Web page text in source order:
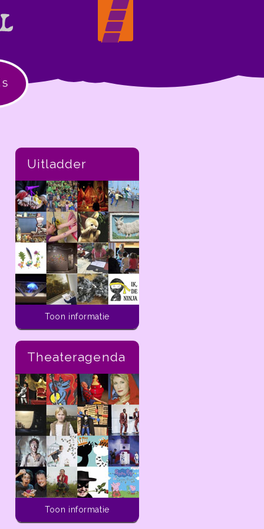
Uitladder
Toon informatie
Activiteiten voor kinderen
In de ladder van
Theateragenda
Toon informatie